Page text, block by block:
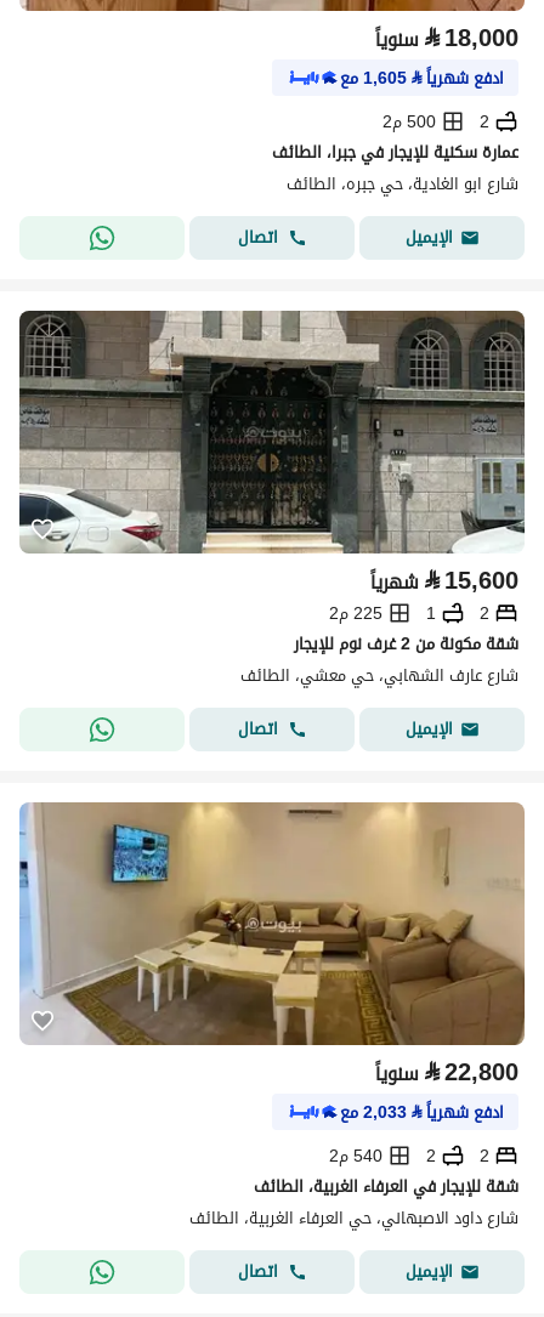
⃁18,000 سنوياً
ادفع شهرياً⃁
1,605مع
2
500 م2
عمارة سكنية للإيجار في جبرا، الطائف
شارع ابو الغادية، حي جبره، الطائف
الإيميل
اتصال
⃁15,600 شهرياً
2
1
225 م2
شقة مكونة من 2 غرف نوم للإيجار
شارع عارف الشهابي، حي معشي، الطائف
الإيميل
اتصال
⃁22,800 سنوياً
ادفع شهرياً⃁
2,033مع
2
2
540 م2
شقة للإيجار في العرفاء الغربية، الطائف
شارع داود الاصبهاني، حي العرفاء الغربية، الطائف
الإيميل
اتصال